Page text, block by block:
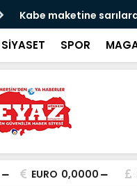
Yüksek rekolte üzüm
SİYASET SPOR
EURO 0,0000